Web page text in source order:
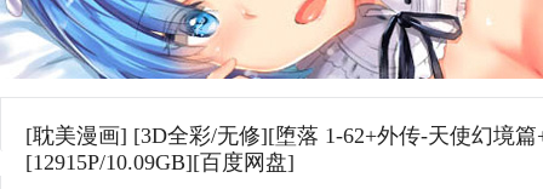
[耽美漫画] [3D全彩/无修][堕落 1-62+外传-天使幻境
[12915P/10.09GB][百度网盘]